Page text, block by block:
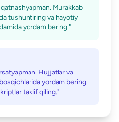
Murakkab
tushuntiring va hayotiy
yordam bering."
Hujjatlar va
yordam bering.
taklif qiling."